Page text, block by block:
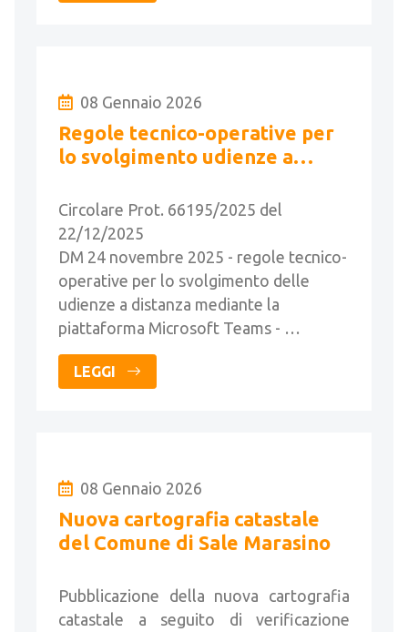
08 Gennaio 2026
Regole tecnico-operative per
lo svolgimento udienze a
Circolare Prot. 66195/2025 del
22/12/2025
DM 24 novembre 2025 - regole tecnico-
operative per lo svolgimento delle
udienze a distanza mediante la
piattaforma Microsoft Teams - …
LEGGI
08 Gennaio 2026
Nuova cartografia catastale
del Comune di Sale Marasino
Pubblicazione della nuova cartografia
catastale a seguito di verificazione